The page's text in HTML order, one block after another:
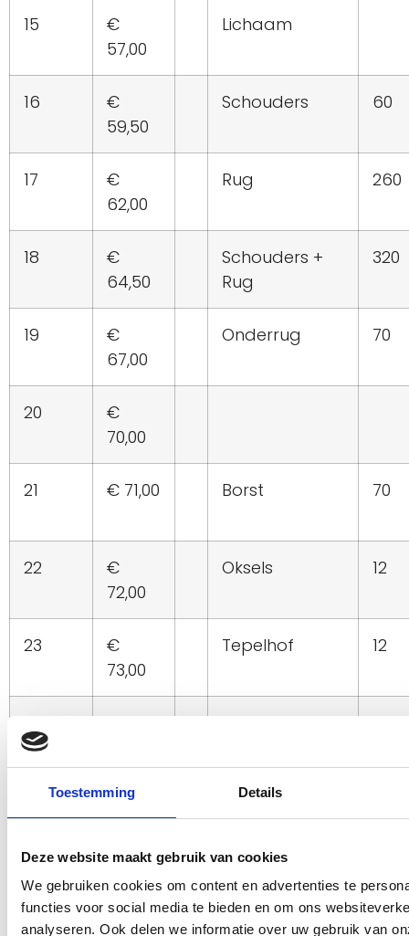
Toestemming Details
Deze website maakt gebruik van cookies
We gebruiken cookies om content en advertenties te
functies voor social media te bieden en om ons
analyseren. Ook delen we informatie over uw gebruik van
15
€
57,00
Lichaam
16
€
59,50
Schouders 60
17
€
62,00
Rug 260
18
€
64,50
Schouders +
Rug
320
19
€
67,00
Onderrug 70
20
€
70,00
21 € 71,00 Borst 70
22
€
72,00
Oksels 12
23
€
73,00
Tepelhof 12
€
75,00
Bovenarmen 62